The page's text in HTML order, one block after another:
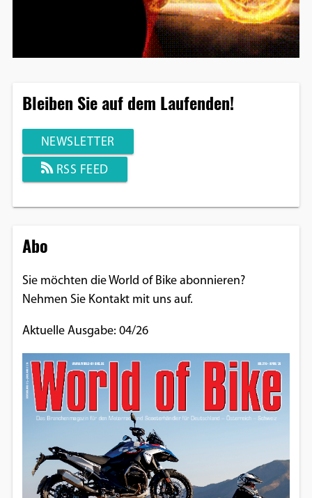
Bleiben Sie auf dem Laufenden!
NEWSLETTER
RSS FEED
Abo
Sie möchten die World of Bike abonnieren?
Nehmen Sie Kontakt mit uns auf.
Aktuelle Ausgabe: 04/26